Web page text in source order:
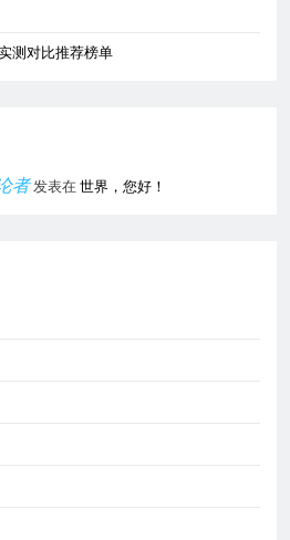
测对比推荐榜单
者发表在世界，您好！